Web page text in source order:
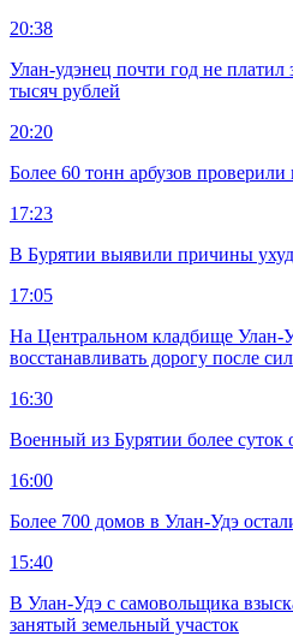
20:38
Улан-удэнец почти год не платил
тысяч рублей
20:20
Более 60 тонн арбузов проверили
17:23
В Бурятии выявили причины
17:05
На Центральном кладбище Улан-
восстанавливать дорогу после
16:30
Военный из Бурятии более
16:00
Более 700 домов в Улан-Удэ
15:40
В Улан-Удэ с самовольщика
занятый земельный участок